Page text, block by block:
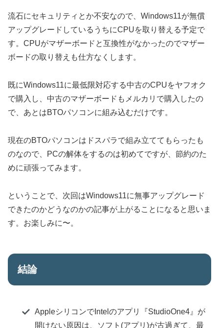
流石にセキュリティとか不安なので、Windows11が無償
アップグレードしているうちにCPUを取り替える予定で
す。CPUがマザーボードと互換性がなかったのでマザー
ボードの取り替えも仕方なくします。
既にWindows11に最低限対応する中古のCPUをヤフオク
で購入し、中古のマザーボードもメルカリで購入したの
で、あとはBTOパソコンに組み込むだけです。
現在のBTOパソコンはドスパラで組み立ててもらったも
のなので、PCの解体をするのは初めてですが、節約のた
めに頑張ってみます。
ということで、次回はWindows11に無事アップグレード
できたのかどうなのかの記事が上がることになると思いま
す。お楽しみに〜。
結論
AppleシリコンでIntelのアプリ『StudioOne4』が
開けない原因は、ソフト(アプリ)が古過ぎて、最